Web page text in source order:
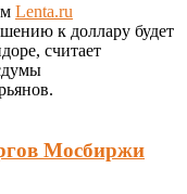
Lenta.ru
к доллару будет
считает
Мосбиржи